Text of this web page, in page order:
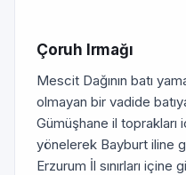
Çoruh Irmağı
Mescit Dağının batı
olmayan bir vadide
Gümüşhane il
yönelerek Bayburt iline
Erzurum İl sınırları içine